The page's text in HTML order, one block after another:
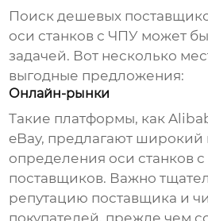
Поискдешевых
оси станков с ЧПУ может
задачей. Вот несколько
выгодные предложения:
Онлайн-рынки
Такие платформы, как
eBay, предлагают широкий
определения оси станков
поставщиков. Важно
репутацию поставщика и